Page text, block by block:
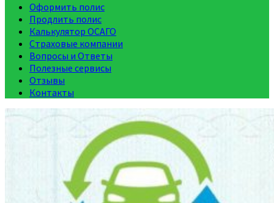
Оформить полис
Продлить полис
Калькулятор ОСАГО
Страховые компании
Вопросы и Ответы
Полезные сервисы
Отзывы
Контакты